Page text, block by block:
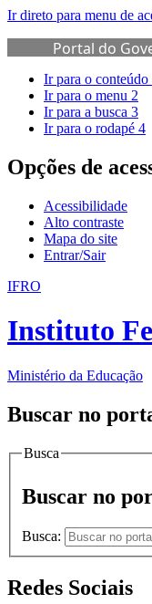
Ir direto para menu de
Portal do
Ir para o conteúdo
Ir para o menu 2
Ir para a busca 3
Ir para o rodapé 4
Opções de
Acessibilidade
Alto contraste
Mapa do site
Entrar/Sair
IFRO
Instituto
Ministério da Educação
Buscar no
Busca
Buscar no
Busca:
Redes Sociais